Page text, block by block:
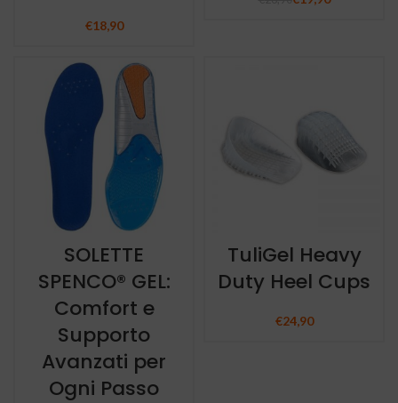
€18,90
SOLETTE
SPENCO® GEL:
Comfort e
Supporto
Avanzati per
Ogni Passo
TuliGel Heavy
Duty Heel Cups
€24,90